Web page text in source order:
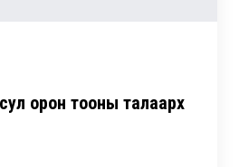
орон тооны талаарх